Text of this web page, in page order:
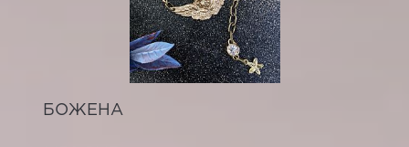
БОЖЕНА